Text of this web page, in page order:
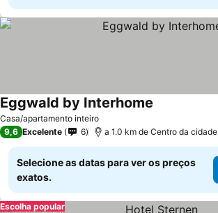
Casa/apartamento inteiro
Eggwald by Interhome
9,6 Excelente 6 a 1.0 km de Centro da cidade
Selecione as datas para ver os preços
exatos.
Escolha popular